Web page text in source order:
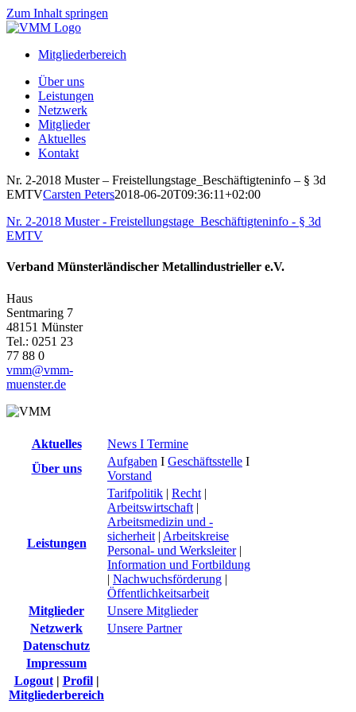
Zum Inhalt springen
Mitgliederbereich
Über uns
Leistungen
Netzwerk
Mitglieder
Aktuelles
Kontakt
Nr. 2-2018 Muster – Freistellungstage_Beschäftigteninfo – § 3d
EMTVCarsten Peters2018-06-20T09:36:11+02:00
Nr. 2-2018 Muster - Freistellungstage_Beschäftigteninfo - § 3d
EMTV
Verband Münsterländischer Metallindustrieller e.V.
Haus
Sentmaring 7
48151 Münster
Tel.: 0251 23
77 88 0
vmm@vmm-
muenster.de
Aktuelles
News I Termine
Über uns
Aufgaben I Geschäftsstelle I
Vorstand
Leistungen
Tarifpolitik | Recht |
Arbeitswirtschaft |
Arbeitsmedizin und -
sicherheit | Arbeitskreise
Personal- und Werksleiter|
Information und Fortbildung
| Nachwuchsförderung |
Öffentlichkeitsarbeit
Mitglieder
Unsere Mitglieder
Netzwerk
Unsere Partner
Datenschutz
Impressum
Logout| Profil|
Mitgliederbereich